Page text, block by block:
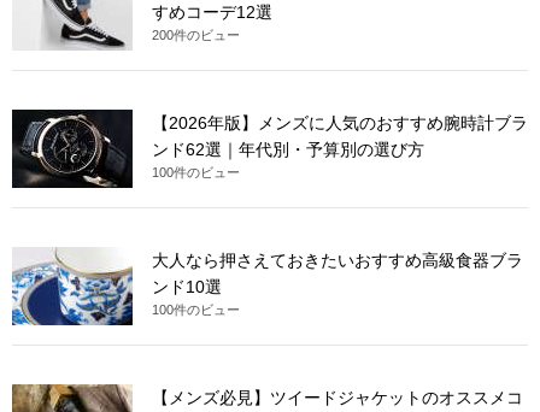
すめコーデ12選
200件のビュー
【2026年版】メンズに人気のおすすめ腕時計ブラ
ンド62選｜年代別・予算別の選び方
100件のビュー
大人なら押さえておきたいおすすめ高級食器ブラ
ンド10選
100件のビュー
【メンズ必見】ツイードジャケットのオススメコ